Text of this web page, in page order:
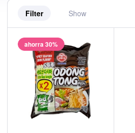
Filter Show
ahorra 30%